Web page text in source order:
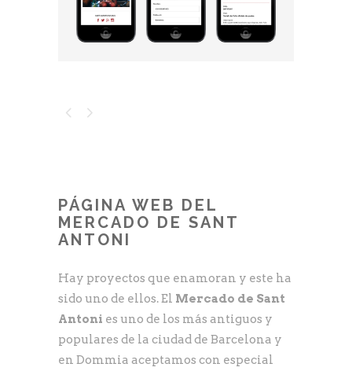
PÁGINA WEB DEL
MERCADO DE SANT
ANTONI
Hay proyectos que enamoran y este ha
sido uno de ellos. El Mercado de Sant
Antoni es uno de los más antiguos y
populares de la ciudad de Barcelona y
en Dommia aceptamos con especial